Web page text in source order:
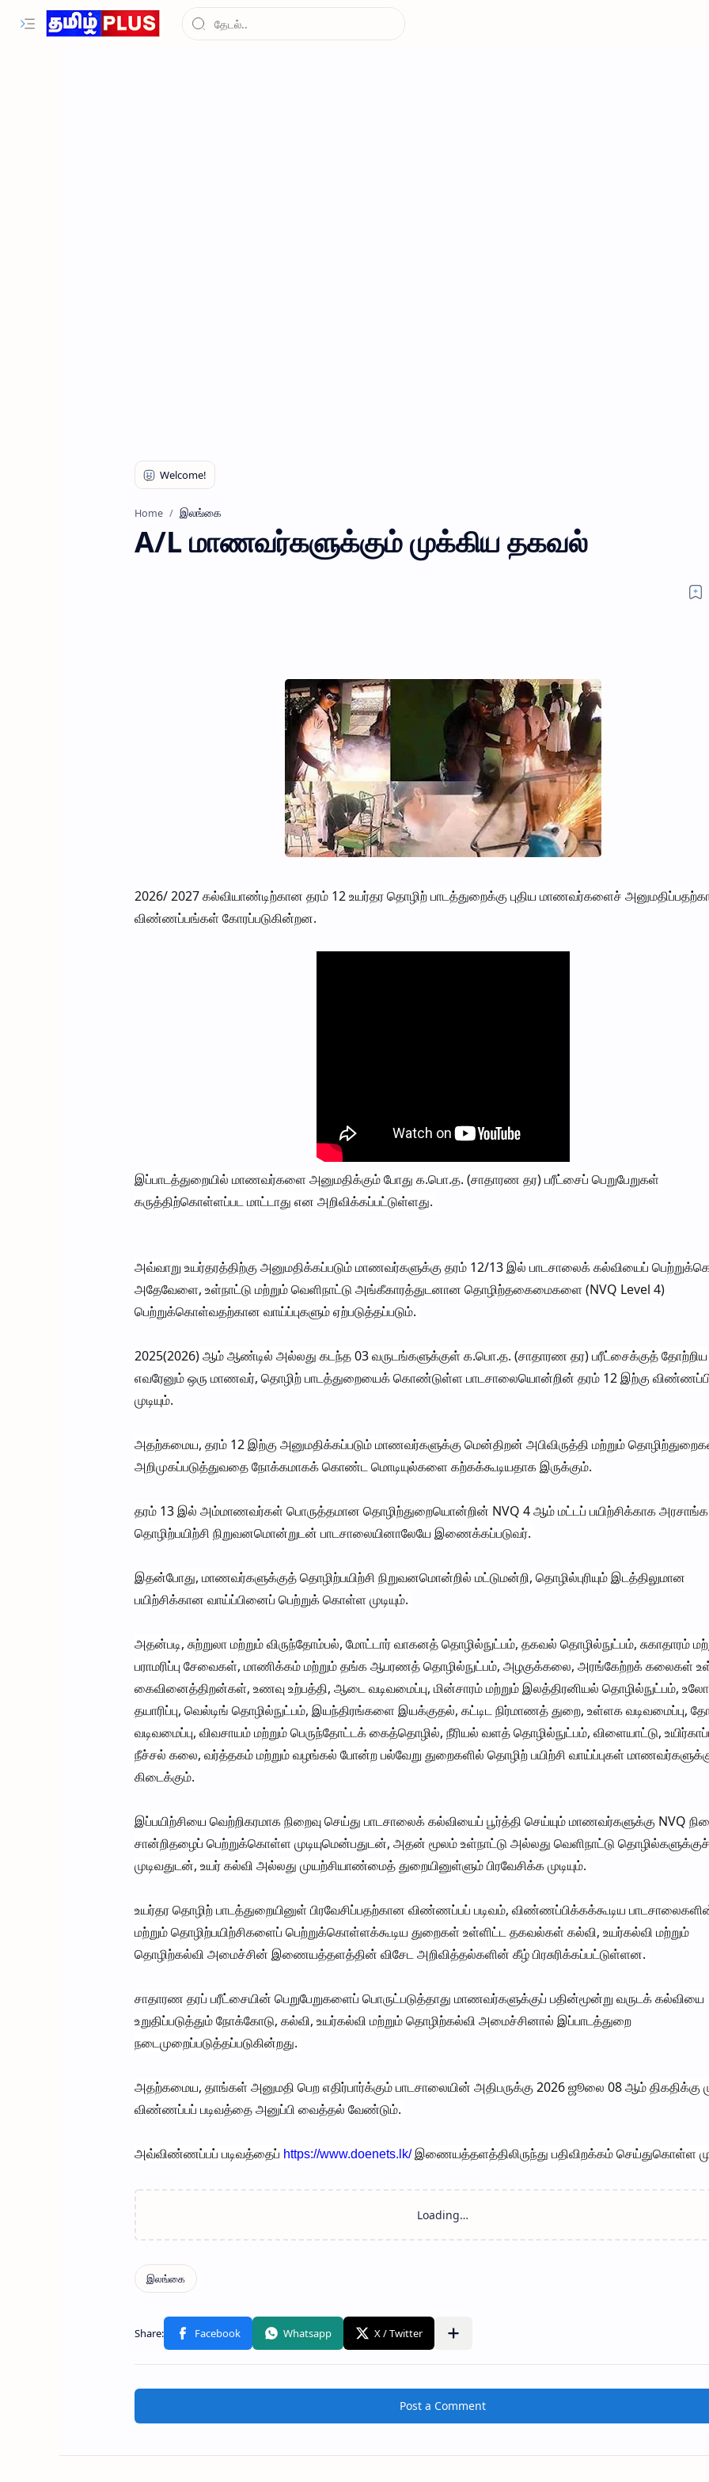
Home இலங்கை
A/L மாணவர்களுக்கும் முக்கிய தகவல்
2026/ 2027 கல்வியாண்டிற்கான தரம் 12 உயர்தர தொழிற் பாடத்துறைக்கு புதிய மாணவர்களைச்
விண்ணப்பங்கள் கோரப்படுகின்றன.
இப்பாடத்துறையில் மாணவர்களை அனுமதிக்கும் போது க.பொ.த. (சாதாரண தர) பரீட்சைப் பெறுபேறுகள்
கருத்திற்கொள்ளப்பட மாட்டாது என அறிவிக்கப்பட்டுள்ளது.
அவ்வாறு உயர்தரத்திற்கு அனுமதிக்கப்படும் மாணவர்களுக்கு தரம் 12/13 இல் பாடசாலைக் கல்வியைப்
அதேவேளை, உள்நாட்டு மற்றும் வெளிநாட்டு அங்கீகாரத்துடனான தொழிற்தகைமைகளை (NVQ Level 4)
பெற்றுக்கொள்வதற்கான வாய்ப்புகளும் ஏற்படுத்தப்படும்.
2025(2026) ஆம் ஆண்டில் அல்லது கடந்த 03 வருடங்களுக்குள் க.பொ.த. (சாதாரண தர) பரீட்சைக்குத் தோற்றிய
எவரேனும் ஒரு மாணவர், தொழிற் பாடத்துறையைக் கொண்டுள்ள பாடசாலையொன்றின் தரம் 12 இற்கு
முடியும்.
அதற்கமைய, தரம் 12 இற்கு அனுமதிக்கப்படும் மாணவர்களுக்கு மென்திறன் அபிவிருத்தி மற்றும்
அறிமுகப்படுத்துவதை நோக்கமாகக் கொண்ட மொடியுல்களை கற்கக்கூடியதாக இருக்கும்.
தரம் 13 இல் அம்மாணவர்கள் பொருத்தமான தொழிற்துறையொன்றின் NVQ 4 ஆம் மட்டப் பயிற்சிக்காக அரசாங்க
தொழிற்பயிற்சி நிறுவனமொன்றுடன் பாடசாலையினாலேயே இணைக்கப்படுவர்.
இதன்போது, மாணவர்களுக்குத் தொழிற்பயிற்சி நிறுவனமொன்றில் மட்டுமன்றி, தொழில்புரியும் இடத்திலுமான
பயிற்சிக்கான வாய்ப்பினைப் பெற்றுக் கொள்ள முடியும்.
அதன்படி, சுற்றுலா மற்றும் விருந்தோம்பல், மோட்டார் வாகனத் தொழில்நுட்பம், தகவல் தொழில்நுட்பம், சுகாதாரம்
பராமரிப்பு சேவைகள், மாணிக்கம் மற்றும் தங்க ஆபரணத் தொழில்நுட்பம், அழகுக்கலை, அரங்கேற்றக் கலைகள்
கைவினைத்திறன்கள், உணவு உற்பத்தி, ஆடை வடிவமைப்பு, மின்சாரம் மற்றும் இலத்திரனியல் தொழில்நுட்பம்,
தயாரிப்பு, வெல்டிங் தொழில்நுட்பம், இயந்திரங்களை இயக்குதல், கட்டிட நிர்மாணத் துறை, உள்ளக வடிவமைப்பு,
வடிவமைப்பு, விவசாயம் மற்றும் பெருந்தோட்டக் கைத்தொழில், நீரியல் வளத் தொழில்நுட்பம், விளையாட்டு,
நீச்சல் கலை, வர்த்தகம் மற்றும் வழங்கல் போன்ற பல்வேறு துறைகளில் தொழிற் பயிற்சி வாய்ப்புகள்
கிடைக்கும்.
இப்பயிற்சியை வெற்றிகரமாக நிறைவு செய்து பாடசாலைக் கல்வியைப் பூர்த்தி செய்யும் மாணவர்களுக்கு NVQ
சான்றிதழைப் பெற்றுக்கொள்ள முடியுமென்பதுடன், அதன் மூலம் உள்நாட்டு அல்லது வெளிநாட்டு
முடிவதுடன், உயர் கல்வி அல்லது முயற்சியாண்மைத் துறையினுள்ளும் பிரவேசிக்க முடியும்.
உயர்தர தொழிற் பாடத்துறையினுள் பிரவேசிப்பதற்கான விண்ணப்பப் படிவம், விண்ணப்பிக்கக்கூடிய
மற்றும் தொழிற்பயிற்சிகளைப் பெற்றுக்கொள்ளக்கூடிய துறைகள் உள்ளிட்ட தகவல்கள் கல்வி, உயர்கல்வி மற்றும்
தொழிற்கல்வி அமைச்சின் இணையத்தளத்தின் விசேட அறிவித்தல்களின் கீழ் பிரசுரிக்கப்பட்டுள்ளன.
சாதாரண தரப் பரீட்சையின் பெறுபேறுகளைப் பொருட்படுத்தாது மாணவர்களுக்குப் பதின்மூன்று வருடக் கல்வியை
உறுதிப்படுத்தும் நோக்கோடு, கல்வி, உயர்கல்வி மற்றும் தொழிற்கல்வி அமைச்சினால் இப்பாடத்துறை
நடைமுறைப்படுத்தப்படுகின்றது.
அதற்கமைய, தாங்கள் அனுமதி பெற எதிர்பார்க்கும் பாடசாலையின் அதிபருக்கு 2026 ஜூலை 08 ஆம் திகதிக்கு
விண்ணப்பப் படிவத்தை அனுப்பி வைத்தல் வேண்டும்.
அவ்விண்ணப்பப் படிவத்தைப் https://www.doenets.lk/இணையத்தளத்திலிருந்து பதிவிறக்கம் செய்துகொள்ள
Post a Comment